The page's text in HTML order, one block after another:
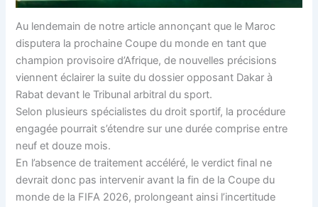
Au lendemain de notre article annonçant que le Maroc
disputera la prochaine Coupe du monde en tant que
champion provisoire d’Afrique, de nouvelles précisions
viennent éclairer la suite du dossier opposant Dakar à
Rabat devant le Tribunal arbitral du sport.
Selon plusieurs spécialistes du droit sportif, la procédure
engagée pourrait s’étendre sur une durée comprise entre
neuf et douze mois.
En l’absence de traitement accéléré, le verdict final ne
devrait donc pas intervenir avant la fin de la Coupe du
monde de la FIFA 2026, prolongeant ainsi l’incertitude